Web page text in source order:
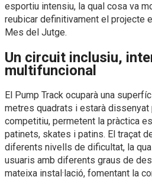
esportiu intensiu, la qual cosa va
reubicar definitivament el projecte
Mes del Jutge.
Un circuit inclusiu,
multifuncional
El Pump Track ocuparà una
metres quadrats i estarà dissenyat
competitiu, permetent la pràctica
patinets, skates i patins. El traçat
diferents nivells de dificultat, la
usuaris amb diferents graus de
mateixa instal·lació, fomentant la